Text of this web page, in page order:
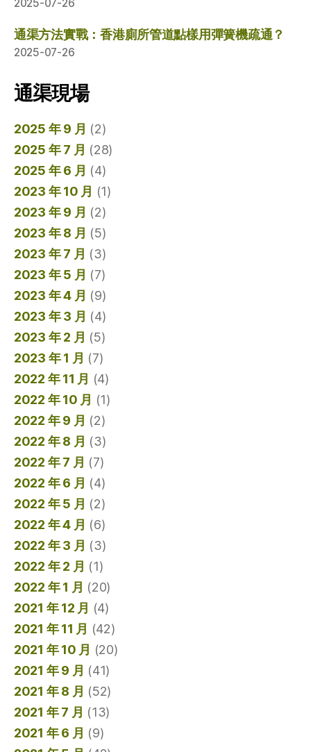
2025-07-26
通渠方法實戰：香港廁所管道點樣用彈簧機疏通？
2025-07-26
通渠現場
2025 年 9 月 (2)
2025 年 7 月 (28)
2025 年 6 月 (4)
2023 年 10 月 (1)
2023 年 9 月 (2)
2023 年 8 月 (5)
2023 年 7 月 (3)
2023 年 5 月 (7)
2023 年 4 月 (9)
2023 年 3 月 (4)
2023 年 2 月 (5)
2023 年 1 月 (7)
2022 年 11 月 (4)
2022 年 10 月 (1)
2022 年 9 月 (2)
2022 年 8 月 (3)
2022 年 7 月 (7)
2022 年 6 月 (4)
2022 年 5 月 (2)
2022 年 4 月 (6)
2022 年 3 月 (3)
2022 年 2 月 (1)
2022 年 1 月 (20)
2021 年 12 月 (4)
2021 年 11 月 (42)
2021 年 10 月 (20)
2021 年 9 月 (41)
2021 年 8 月 (52)
2021 年 7 月 (13)
2021 年 6 月 (9)